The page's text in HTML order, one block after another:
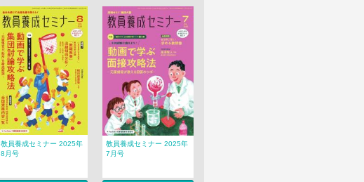
教員養成セミナー 2025年
8月号
教員養成セミナー 2025年
7月号